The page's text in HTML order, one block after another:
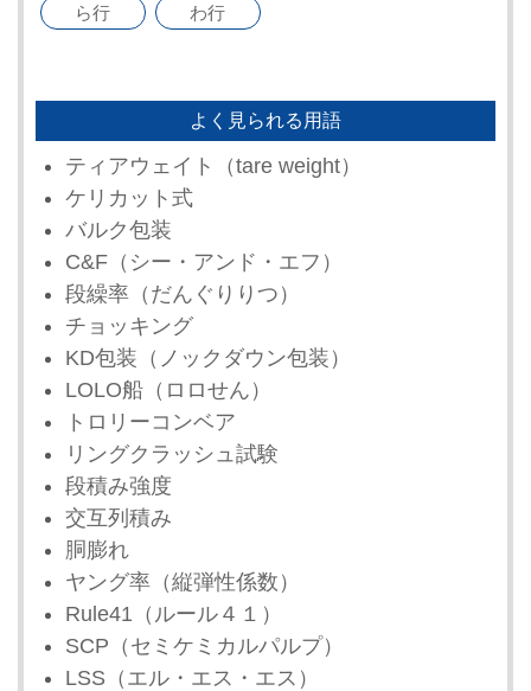
ら行 わ行
よく見られる用語
ティアウェイト（tare weight）
ケリカット式
バルク包装
C&F（シー・アンド・エフ）
段繰率（だんぐりりつ）
チョッキング
KD包装（ノックダウン包装）
LOLO船（ロロせん）
トロリーコンベア
リングクラッシュ試験
段積み強度
交互列積み
胴膨れ
ヤング率（縦弾性係数）
Rule41（ルール４１）
SCP（セミケミカルパルプ）
LSS（エル・エス・エス）